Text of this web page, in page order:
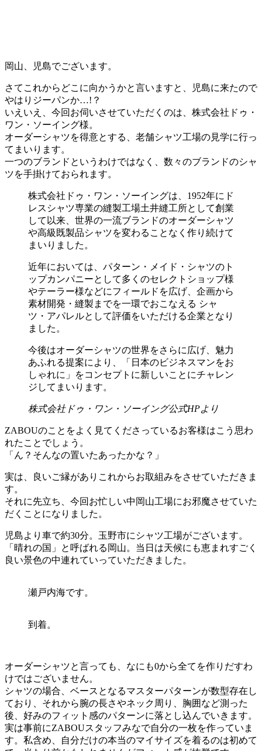
岡山、児島でございます。
さてこれからどこに向かうかと言いますと、児島に来たので
やはりジーパンか…!？
いえいえ、今回お伺いさせていただくのは、株式会社ドゥ・
ワン・ソーイング様。
オーダーシャツを得意とする、老舗シャツ工場の見学に行っ
てまいります。
一つのブランドというわけではなく、数々のブランドのシャ
ツを手掛けておられます。
株式会社ドゥ・ワン・ソーイングは、1952年にド
レスシャツ専業の縫製工場土井縫工所として創業
して以来、世界の一流ブランドのオーダーシャツ
や高級既製品シャツを変わることなく作り続けて
まいりました。
近年においては、パターン・メイド・シャツのト
ップカンパニーとして多くのセレクトショップ様
やテーラー様などにフィールドを広げ、企画から
素材開発・縫製までを一環でおこなえる シャ
ツ・アパレルとして評価をいただける企業となり
ました。
今後はオーダーシャツの世界をさらに広げ、魅力
あふれる提案により、「日本のビジネスマンをお
しゃれに」をコンセプトに新しいことにチャレン
ジしてまいります。
株式会社ドゥ・ワン・ソーイング公式HPより
ZABOUのことをよく見てくださっているお客様はこう思わ
れたことでしょう。
「ん？そんなの置いたあったかな？」
実は、良いご縁がありこれからお取組みをさせていただきま
す。
それに先立ち、今回お忙しい中岡山工場にお邪魔させていた
だくことになりました。
児島より車で約30分。玉野市にシャツ工場がございます。
「晴れの国」と呼ばれる岡山。当日は天候にも恵まれすごく
良い景色の中連れていっていただきました。
瀬戸内海です。
到着。
オーダーシャツと言っても、なにも0から全てを作りだすわ
けではございません。
シャツの場合、ベースとなるマスターパターンが数型存在し
ており、それから腕の長さやネック周り、胸囲など測った
後、好みのフィット感のパターンに落とし込んでいきます。
実は事前にZABOUスタッフみなで自分の一枚を作っていま
す。私含め、自分だけの本当のマイサイズを着るのは初めて